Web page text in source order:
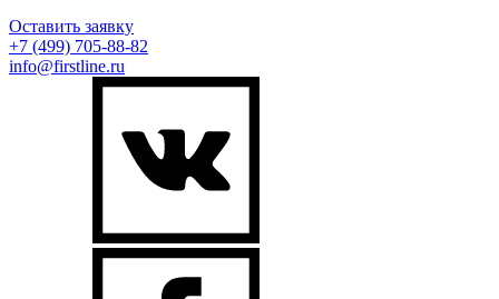
Оставить заявку
+7 (499) 705-88-82
info@firstline.ru